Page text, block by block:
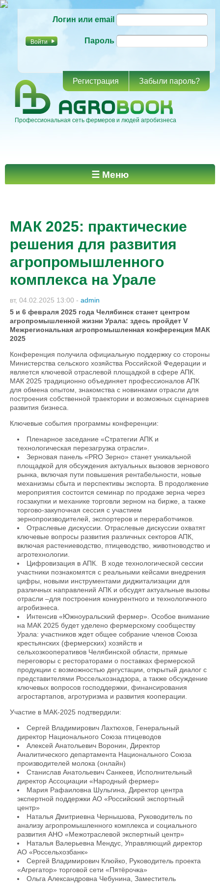
основному
Логин или email
Пароль
Регистрация Забыли пароль?
Профессиональная сеть фермеров и людей агробизнеса
Главное меню ☰ Меню
МАК 2025: практические
решения для развития
агропромышленного
комплекса на Урале
вт, 04.02.2025 13:00 - admin
5 и 6 февраля 2025 года Челябинск станет центром
агропромышленной жизни Урала: здесь пройдет V
Межрегиональная агропромышленная конференция МАК
2025
Конференция получила официальную поддержку со стороны
Министерства сельского хозяйства Российской Федерации и
является ключевой отраслевой площадкой в сфере АПК.
МАК 2025 традиционно объединяет профессионалов АПК
для обмена опытом, знакомства с новинками отрасли для
построения собственной траектории и возможных сценариев
развития бизнеса.
Ключевые события программы конференции:
Пленарное заседание «Стратегии АПК и
технологическая перезагрузка отрасли».
Зерновая панель «PRO Зерно» станет уникальной
площадкой для обсуждения актуальных вызовов зернового
рынка, включая пути повышения рентабельности, новые
механизмы сбыта и перспективы экспорта. В продолжение
мероприятия состоится семинар по продаже зерна через
госзакупки и механике торговли зерном на бирже, а также
торгово-закупочная сессия с участием
зернопроизводителей, экспортеров и переработчиков.
Отраслевые дискуссии. Отраслевые дискуссии охватят
ключевые вопросы развития различных секторов АПК,
включая растениеводство, птицеводство, животноводство и
агротехнологии.
Цифровизация в АПК. В ходе технологической сессии
участники познакомятся с реальными кейсами внедрения
цифры, новыми инструментами диджитализации для
различных направлений АПК и обсудят актуальные вызовы
отрасли –для построения конкурентного и технологичного
агробизнеса.
Интенсив «Южноуральский фермер». Особое внимание
на МАК 2025 будет уделено фермерскому сообществу
Урала: участников ждет общее собрание членов Союза
крестьянских (фермерских) хозяйств и
сельхозкооперативов Челябинской области, прямые
переговоры с рестораторами о поставках фермерской
продукции с возможностью дегустации, открытый диалог с
представителями Россельхознадзора, а также обсуждение
ключевых вопросов господдержки, финансирования
агростартапов, агротуризма и развития кооперации.
Участие в МАК-2025 подтвердили:
Сергей Владимирович Лахтюхов, Генеральный
директор Национального Союза птицеводов
Алексей Анатольевич Воронин, Директор
Аналитического департамента Национального Союза
производителей молока (онлайн)
Станислав Анатольевич Санкеев, Исполнительный
директор Ассоциации «Народный фермер»
Мария Рафаиловна Шульгина, Директор центра
экспертной поддержки АО «Российский экспортный
центр»
Наталья Дмитриевна Чернышова, Руководитель по
анализу агропромышленного комплекса и социального
развития АНО «Межотраслевой экспертный центр»
Наталья Валерьевна Мендус, Управляющий директор
АО «Россельхозбанк»
Сергей Владимирович Клюйко, Руководитель проекта
«Агрегатор» торговой сети «Пятёрочка»
Ольга Александровна Чебунина, Заместитель